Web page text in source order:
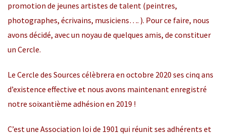
promotion de jeunes artistes de talent (peintres,
photographes, écrivains, musiciens…. ). Pour ce faire, nous
avons décidé, avec un noyau de quelques amis, de constituer
un Cercle.
Le Cercle des Sources célèbrera en octobre 2020 ses cinq ans
d’existence effective et nous avons maintenant enregistré
notre soixantième adhésion en 2019 !
C’est une Association loi de 1901 qui réunit ses adhérents et